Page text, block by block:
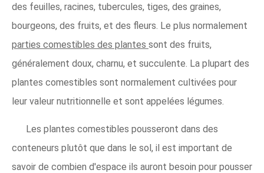
des feuilles, racines, tubercules, tiges, des graines,
bourgeons, des fruits, et des fleurs. Le plus normalement
parties comestibles des plantes sont des fruits,
généralement doux, charnu, et succulente. La plupart des
plantes comestibles sont normalement cultivées pour
leur valeur nutritionnelle et sont appelées légumes.
Les plantes comestibles pousseront dans des
conteneurs plutôt que dans le sol, il est important de
savoir de combien d'espace ils auront besoin pour pousser